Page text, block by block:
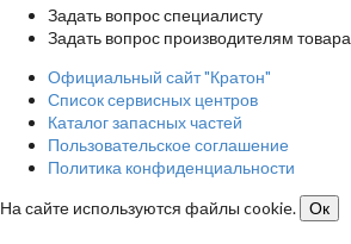
Задать вопрос специалисту
Задать вопрос производителям товара
Официальный сайт "Кратон"
Список сервисных центров
Каталог запасных частей
Пользовательское соглашение
Политика конфиденциальности
На сайте используются файлы cookie.
Ок